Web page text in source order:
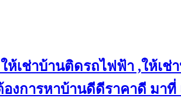
ห้เช่าบ้านติดรถไฟฟ้า ,ให้เช่
งการหาบ้านดีดีราคาดี มา